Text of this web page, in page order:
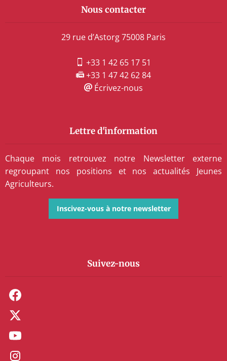
Nous contacter
29 rue d’Astorg 75008 Paris
+33 1 42 65 17 51
+33 1 47 42 62 84
Écrivez-nous
Lettre d'information
Chaque mois retrouvez notre Newsletter externe
regroupant nos positions et nos actualités Jeunes
Agriculteurs.
Inscivez-vous à notre newsletter
Suivez-nous